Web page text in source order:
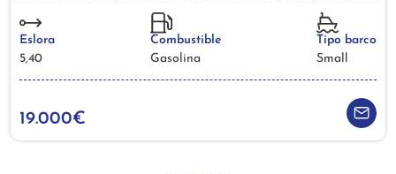
Eslora
5,40
Combustible
Gasolina
Tipo barco
Small
19.000€